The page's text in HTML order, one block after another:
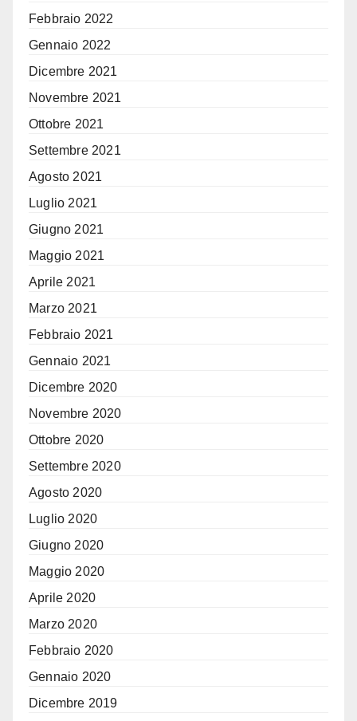
Febbraio 2022
Gennaio 2022
Dicembre 2021
Novembre 2021
Ottobre 2021
Settembre 2021
Agosto 2021
Luglio 2021
Giugno 2021
Maggio 2021
Aprile 2021
Marzo 2021
Febbraio 2021
Gennaio 2021
Dicembre 2020
Novembre 2020
Ottobre 2020
Settembre 2020
Agosto 2020
Luglio 2020
Giugno 2020
Maggio 2020
Aprile 2020
Marzo 2020
Febbraio 2020
Gennaio 2020
Dicembre 2019